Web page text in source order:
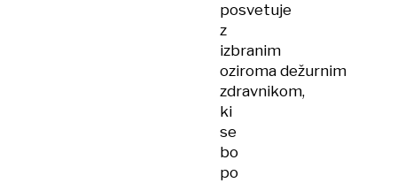
posvetuje
z
izbranim
oziroma dežurnim
zdravnikom,
ki
se
bo
po